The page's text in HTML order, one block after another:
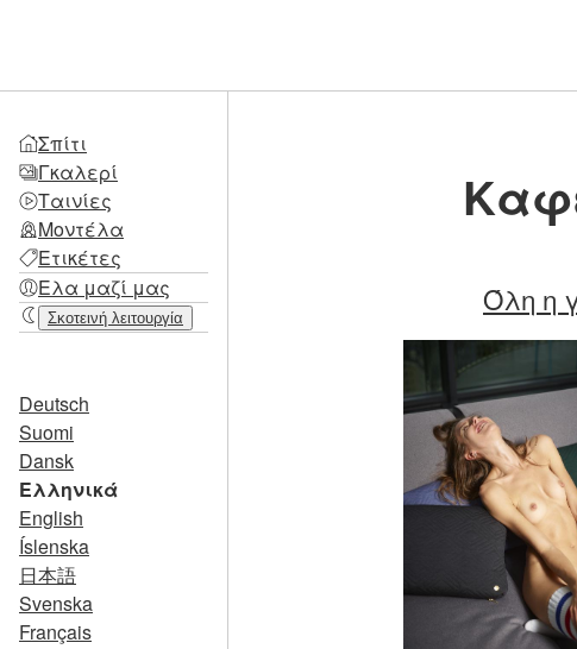
Σπίτι
Γκαλερί
Ταινίες
Μοντέλα
Ετικέτες
Ελα μαζί μας
Σκοτεινή λειτουργία
Deutsch
Suomi
Dansk
Ελληνικά
English
Íslenska
日本語
Svenska
Français
Όλη η